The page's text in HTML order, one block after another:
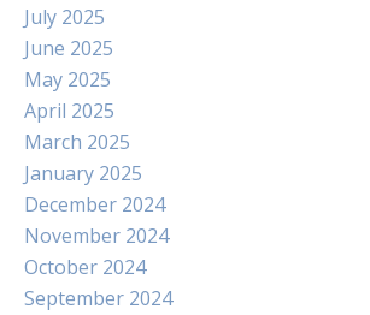
July 2025
June 2025
May 2025
April 2025
March 2025
January 2025
December 2024
November 2024
October 2024
September 2024